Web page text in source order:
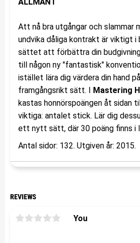
Att nå bra utgångar och slammar
undvika dåliga kontrakt är viktigt i
sättet att förbättra din
till någon ny "fantastisk"
istället lära dig värdera din hand
framgångsrikt sätt. I Mastering
kastas honnörspoängen åt sidan
viktiga: antalet stick. Lär dig
ett nytt sätt, där 30 poäng finns i
Antal sidor: 132. Utgiven år: 2015.
REVIEWS
You